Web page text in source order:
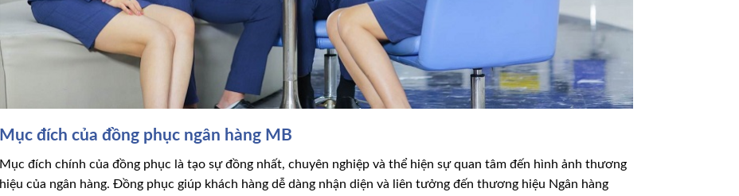
Mục đích của đồng phục ngân hàng MB
Mục đích chính của đồng phục là tạo sự đồng nhất, chuyên nghiệp và thể hiện sự quan tâm đến hình ảnh thương
hiệu của ngân hàng. Đồng phục giúp khách hàng dễ dàng nhận diện và liên tưởng đến thương hiệu Ngân hàng